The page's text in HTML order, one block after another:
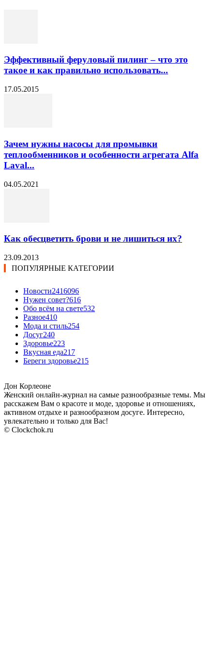
Эффективный феруловый пилинг – что это
такое и как правильно использовать...
17.05.2015
Зачем нужны насосы для промывки
теплообменников и особенности агрегата Alfa
Laval...
04.05.2021
Как обесцветить брови и не лишиться их?
23.09.2013
ПОПУЛЯРНЫЕ КАТЕГОРИИ
Новости2416096
Нужен совет?616
Обо всём на свете532
Разное410
Мода и стиль254
Досуг240
Здоровье223
Вкусная еда217
Береги здоровье215
Дон Корлеоне
Женский онлайн-журнал на самые разнообразные темы. Мы
расскажем Вам о красоте и моде, здоровье и отношениях,
активном отдыхе и разнообразном досуге. Интересно,
увлекательно и только для Вас!
© Clockchok.ru